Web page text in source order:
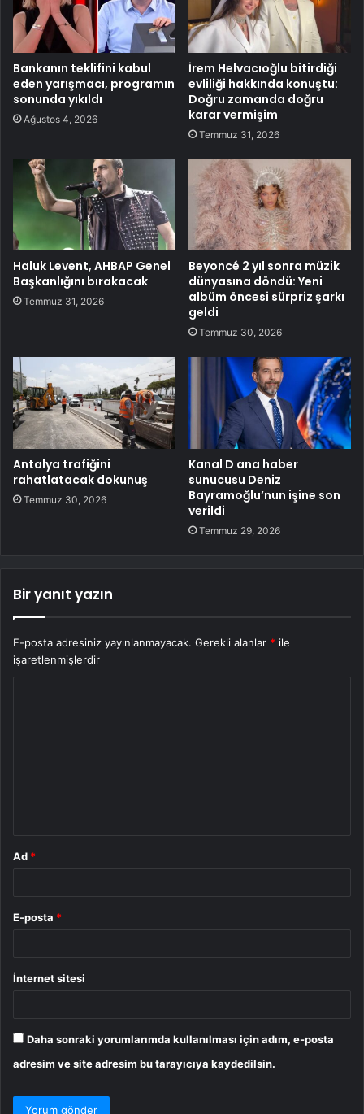
Bankanın teklifini kabul
eden yarışmacı, programın
sonunda yıkıldı
Ağustos 4, 2026
İrem Helvacıoğlu bitirdiği
evliliği hakkında konuştu:
Doğru zamanda doğru
karar vermişim
Temmuz 31, 2026
Haluk Levent, AHBAP Genel
Başkanlığını bırakacak
Temmuz 31, 2026
Beyoncé 2 yıl sonra müzik
dünyasına döndü: Yeni
albüm öncesi sürpriz şarkı
geldi
Temmuz 30, 2026
Antalya trafiğini
rahatlatacak dokunuş
Temmuz 30, 2026
Kanal D ana haber
sunucusu Deniz
Bayramoğlu’nun işine son
verildi
Temmuz 29, 2026
Bir yanıt yazın
E-posta adresiniz yayınlanmayacak. Gerekli alanlar * ile
işaretlenmişlerdir
Ad *
E-posta *
İnternet sitesi
Daha sonraki yorumlarımda kullanılması için adım, e-posta
adresim ve site adresim bu tarayıcıya kaydedilsin.